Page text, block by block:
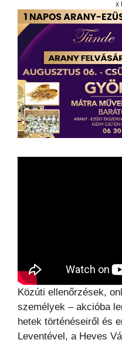
x
Közúti ellenőrzések,
személyek – akcióba
hetek történéseiről és
Leventével, a Heves